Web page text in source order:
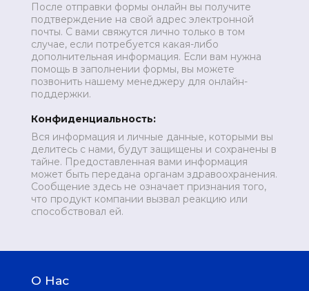
После отправки формы онлайн вы получите
подтверждение на свой адрес электронной
почты. С вами свяжутся лично только в том
случае, если потребуется какая-либо
дополнительная информация. Если вам нужна
помощь в заполнении формы, вы можете
позвонить нашему менеджеру для онлайн-
поддержки.
Конфиденциальность:
Вся информация и личные данные, которыми вы
делитесь с нами, будут защищены и сохранены в
тайне. Предоставленная вами информация
может быть передана органам здравоохранения.
Сообщение здесь не означает признания того,
что продукт компании вызвал реакцию или
способствовал ей.
О Нас